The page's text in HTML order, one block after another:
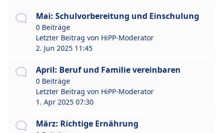
Mai: Schulvorbereitung und Einschulung
0 Beiträge
Letzter Beitrag von HiPP-Moderator
2. Jun 2025 11:45
April: Beruf und Familie vereinbaren
0 Beiträge
Letzter Beitrag von HiPP-Moderator
1. Apr 2025 07:30
März: Richtige Ernährung